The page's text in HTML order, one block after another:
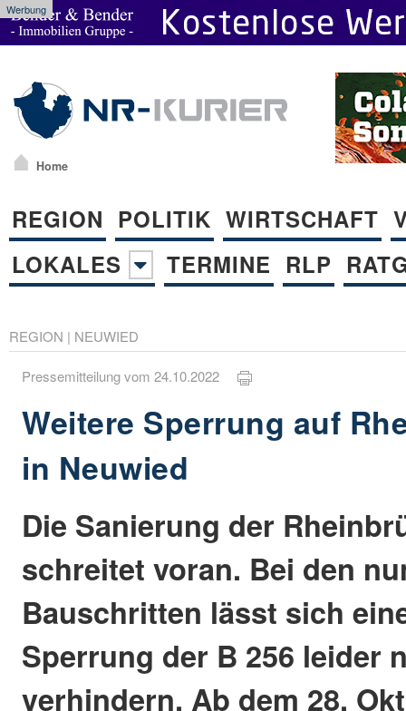
Werbung
Home
REGION POLITIK WIRTSCHAFT
LOKALES
TERMINE RLP
REGION | NEUWIED
Pressemitteilung vom 24.10.2022
Weitere Sperrung auf
in Neuwied
Die Sanierung der
schreitet voran. Bei den
Bauschritten lässt sich
Sperrung der B 256 leider
verhindern. Ab dem 28.